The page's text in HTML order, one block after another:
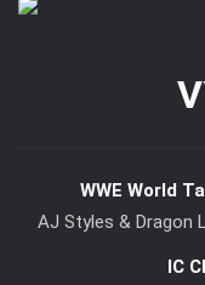
WWE World
AJ Styles & Dragon
IC